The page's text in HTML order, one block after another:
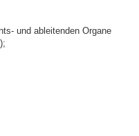
und ableitenden Organe